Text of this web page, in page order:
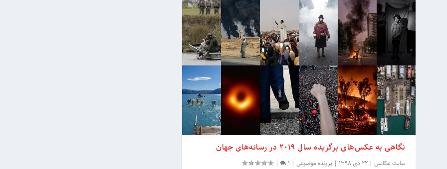
نگاهی به عکس‌های برگزیده سال 2019 در رسانه‌های جهان
سایت عکاسی |22 دی 1398 | پرونده موضوعی |
1
|